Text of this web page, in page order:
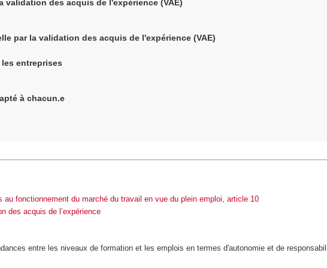
validation des acquis de l'expérience (VAE)
par la validation des acquis de l'expérience (VAE)
entreprises
à chacun.e
au fonctionnement du marché du travail en vue du plein emploi, article 10
des acquis de l’expérience
entre les niveaux de formation et les emplois en termes d'autonomie et de